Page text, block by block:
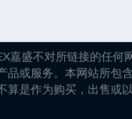
嘉盛不对所链接的任
或服务。本网站所
是作为购买，出售